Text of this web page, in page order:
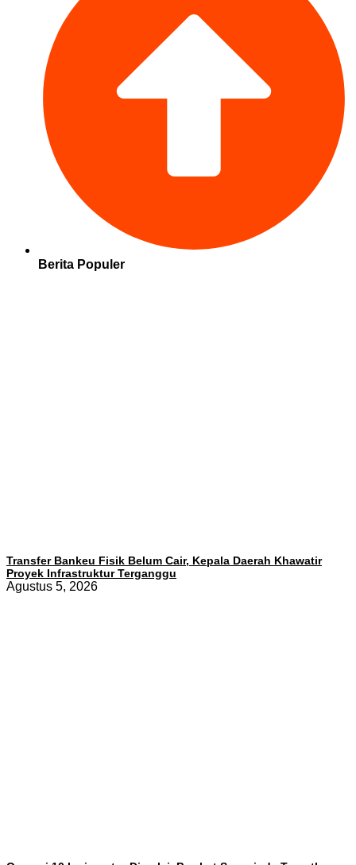
Berita Populer
Transfer Bankeu Fisik Belum Cair, Kepala Daerah Khawatir
Proyek Infrastruktur Terganggu
Agustus 5, 2026